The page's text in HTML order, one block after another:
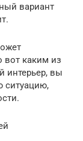
вариант
вот каким из
интерьер, вы
ситуацию,